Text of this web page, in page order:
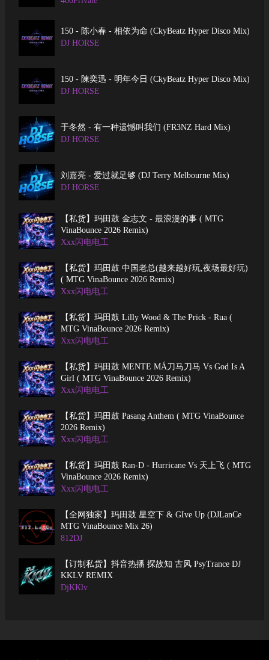
150 - 陈小春 - 相依为命 (CkyBeatz Hyper Disco Mix)
DJ HORSE
150 - 陳奕迅 - 明年今日 (CkyBeatz Hyper Disco Mix)
DJ HORSE
于冬然 - 有一种遗憾叫我们 (FR3NZ Hard Mix)
DJ HORSE
刘嘉亮 - 爱过就足够 (DJ Terry Melbourne Mix)
DJ HORSE
【私货】玛田鼓 金志文 - 最浪漫的事 ( MTG
VinaBounce 2026 Remix)
Xxx闪电电工
【私货】玛田鼓 中国老总(越来越好玩,夜场最好玩)
( MTG VinaBounce 2026 Remix)
Xxx闪电电工
【私货】玛田鼓 Lilly Wood & The Prick - Rua (
MTG VinaBounce 2026 Remix)
Xxx闪电电工
【私货】玛田鼓 MENTE MÁ刀马刀马 Vs God Is A
Girl ( MTG VinaBounce 2026 Remix)
Xxx闪电电工
【私货】玛田鼓 Pasang Anthem ( MTG VinaBounce
2026 Remix)
Xxx闪电电工
【私货】玛田鼓 Ran-D - Hurricane Vs 天上飞 ( MTG
VinaBounce 2026 Remix)
Xxx闪电电工
【全网独家】玛田鼓 星空下 & GIve Up (DJLanCe
MTG VinaBounce Mix 26)
812DJ
【订制私货】抖音热播 探故知 古风 PsyTrance DJ
KKLV REMIX
DjKKlv